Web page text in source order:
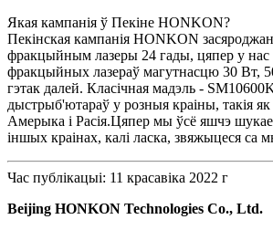
Якая кампанія ў Пекіне HONKON?
Пекінская кампанія HONKON
фракцыйным лазеры 24 гады, цяпер у нас
фракцыйных лазераў магутнасцю 30 Вт,
гэтак далей. Класічная мадэль -
дыстрыб'ютараў у розныя краіны, такія як
Амерыка і Расія.Цяпер мы ўсё яшчэ
іншых краінах, калі ласка, звяжыцеся са
Час публікацыі: 11 красавіка 2022 г
Beijing HONKON Technologies Co., Ltd.